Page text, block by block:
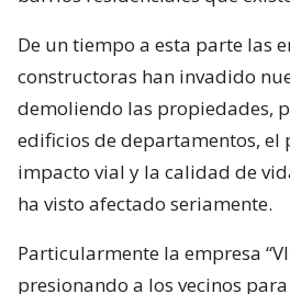
De un tiempo a esta parte las
constructoras han invadido
demoliendo las propiedades,
edificios de departamentos, el
impacto vial y la calidad de
ha visto afectado seriamente.
Particularmente la empresa
presionando a los vecinos